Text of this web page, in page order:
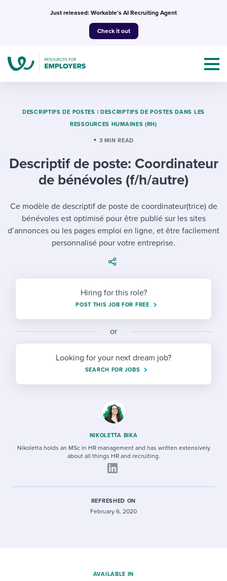
Just released: Workable’s AI Recruiting Agent
Check it out
Topics
Mobilizing AI in my work
Evaluating candidates
Working together with others
Maintaining hiring pipelines
Developing & retaining people
Ensuring compliance
Finding and attracting people
Establishing an employer brand
Candidate/employee experiences
Templates & Guides
I WANT...
Job description templates
Policy templates
Onboarding checklists
Step-by-step tutorials
Free ebooks & reports
HR terms
I’m a jobseeker
I WANT TO LEARN ABOUT...
Pay & benefits
Career development
Modern working life
Overall career resources
Attend webinars & events
Workable customer stories
Explore Workable
Request a demo
Start a free trial
DESCRIPTIFS DE POSTES | DESCRIPTIFS DE POSTES DANS LES
RESSOURCES HUMAINES (RH)
3 MIN READ
Descriptif de poste: Coordinateur
de bénévoles (f/h/autre)
Ce modèle de descriptif de poste de coordinateur(trice) de
bénévoles est optimisé pour être publié sur les sites
d’annonces ou les pages emploi en ligne, et être facilement
personnalisé pour votre entreprise.
Hiring for this role?
POST THIS JOB FOR FREE
or
Looking for your next dream job?
SEARCH FOR JOBS
NIKOLETTA BIKA
Nikoletta holds an MSc in HR management and has written extensively
about all things HR and recruiting.
REFRESHED ON
February 6, 2020
AVAILABLE IN